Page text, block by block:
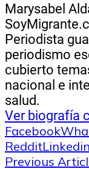
Marysabel
Periodista
periodismo
cubierto
nacional e
salud.
Ver biografía
Facebook
RedditLinkedin
Previous